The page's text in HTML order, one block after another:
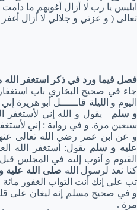
ابليس يا رب لا أزال أغويهم ما
تعالى ( و عزتي و جلالي لا أزال
فصل فيما ورد في ذكر استغفر الله
جاء في صحيح البخاري باب
اليوم و الليلة قاــــــل أبو
و سلم
يقول و الله إني لأستغفر
سبعين مرة. و في رواية : إني
و عن ابن عمر رضي الله تعالى
عليه و سلم يقول: أستغفر الله
القيوم و أتوب إليه في المجلس
كنا نعد لرسول الله صلى الله عليه
تب علي إنك أنت التواب الغفور
و في صحيح مسلم إنه ليغان على
مرة .